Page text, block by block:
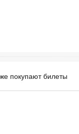
покупают билеты